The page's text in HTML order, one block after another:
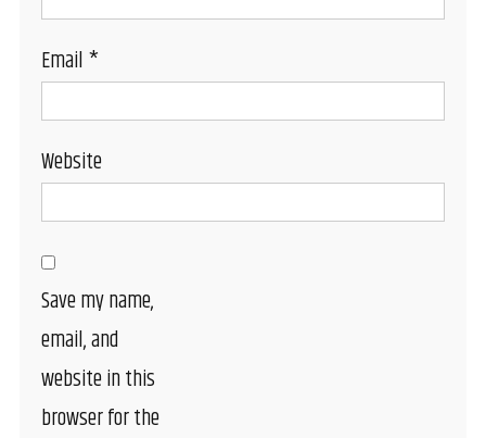
Email*
Website
Save my name,
email, and
website in this
browser for the